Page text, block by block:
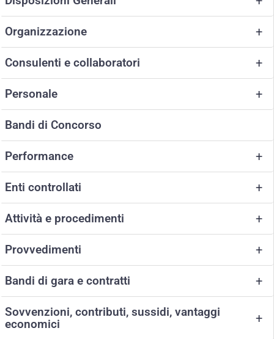
+
Organizzazione
+
Consulenti e collaboratori
+
Personale
Bandi di Concorso
+
Performance
+
Enti controllati
+
Attività e procedimenti
+
Provvedimenti
+
Bandi di gara e contratti
+
Sovvenzioni, contributi, sussidi, vantaggi
economici